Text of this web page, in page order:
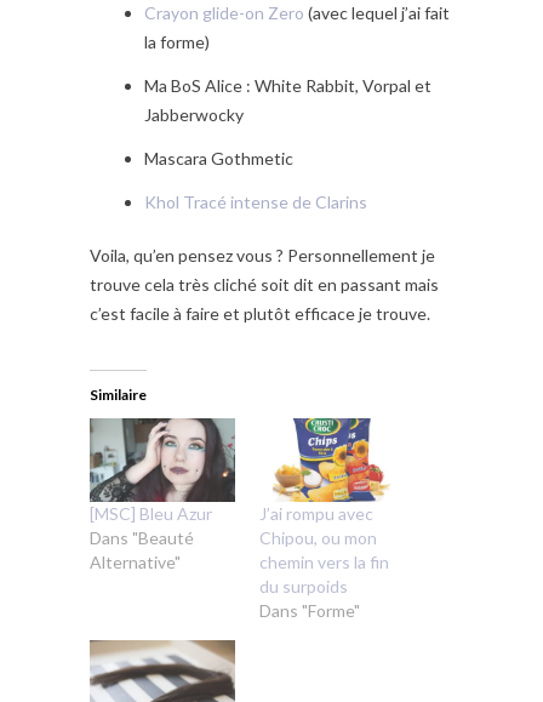
Crayon glide-on Zero (avec lequel j’ai fait
la forme)
Ma BoS Alice : White Rabbit, Vorpal et
Jabberwocky
Mascara Gothmetic
Khol Tracé intense de Clarins
Voila, qu’en pensez vous ? Personnellement je
trouve cela très cliché soit dit en passant mais
c’est facile à faire et plutôt efficace je trouve.
Similaire
[MSC] Bleu Azur
Dans "Beauté
Alternative"
J’ai rompu avec
Chipou, ou mon
chemin vers la fin
du surpoids
Dans "Forme"